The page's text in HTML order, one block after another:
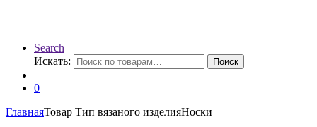
Search
Искать:
Поиск
0
ГлавнаяТовар Тип вязаного изделияНоски